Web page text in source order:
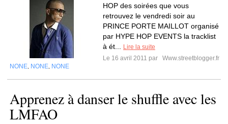
HOP des soirées que vous
retrouvez le vendredi soir au
PRINCE PORTE MAILLOT organisé
par HYPE HOP EVENTS la tracklist
à ét...
Lire la suite
Le 16 avril 2011 par
Www.streetblogger.fr
NONE NONE NONE
Apprenez à danser le shuffle avec les
LMFAO